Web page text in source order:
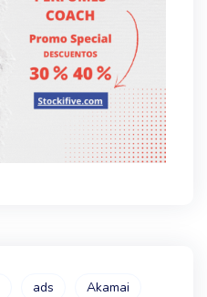
ads Akamai